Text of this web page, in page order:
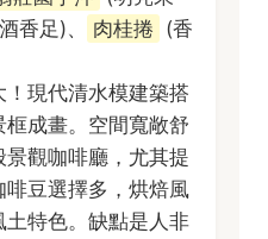
香足)、 肉桂捲 (香
現代清水模建築搭
成畫。空間寬敞舒
觀咖啡廳，尤其提
豆選擇多，烘焙風
特色。缺點是人非